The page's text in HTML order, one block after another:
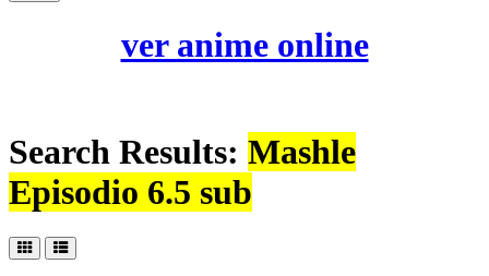
ver anime online
Search Results: Mashle
Episodio 6.5 sub